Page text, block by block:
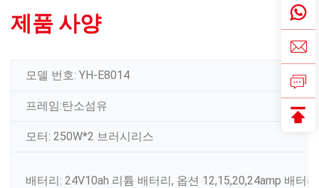
제품 사양
모델 번호: YH-E8014
프레임:탄소섬유
모터: 250W*2 브러시리스
배터리: 24V10ah 리튬 배터리, 옵션 12,15,20,24amp 배터리